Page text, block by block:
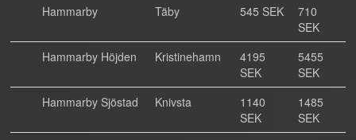
Hammarby
Täby 545 SEK
710
SEK
Hammarby Höjden
Kristinehamn
4195
SEK
5455
SEK
Hammarby Sjöstad
Knivsta
1140
SEK
1485
SEK